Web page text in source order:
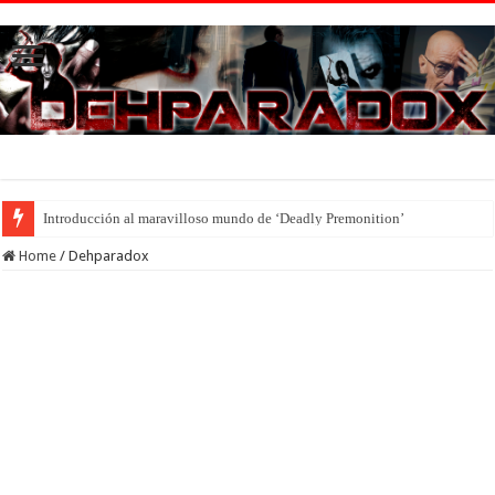
Introducción al maravilloso mundo de ‘Deadly Premonition’
Home / Dehparadox